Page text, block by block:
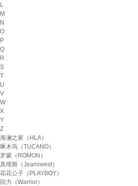
L
M
N
O
P
Q
R
S
T
U
V
W
X
Y
Z
海澜之家（HLA）
啄木鸟（TUCANO）
罗蒙（ROMON）
真维斯（Jeanswest）
花花公子（PLAYBOY）
回力（Warrior）